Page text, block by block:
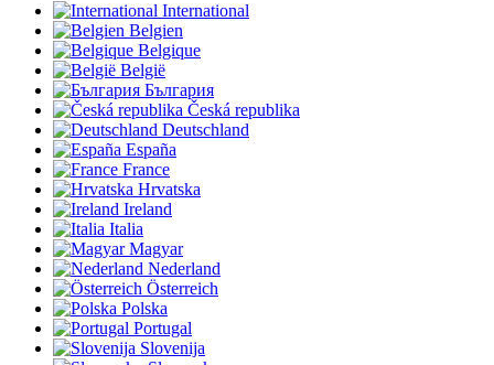
International
Belgien
Belgique
België
България
Česká republika
Deutschland
España
France
Hrvatska
Ireland
Italia
Magyar
Nederland
Österreich
Polska
Portugal
Slovenija